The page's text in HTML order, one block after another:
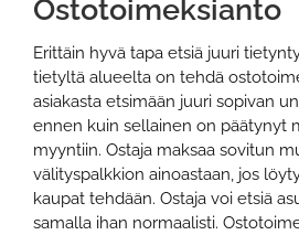
Ostotoimeksianto
Erittäin hyvä tapa etsiä juuri
tietyltä alueelta on tehdä
asiakasta etsimään juuri sopivan
ennen kuin sellainen on päätynyt
myyntiin. Ostaja maksaa sovitun
välityspalkkion ainoastaan, jos
kaupat tehdään. Ostaja voi etsiä
samalla ihan normaalisti.